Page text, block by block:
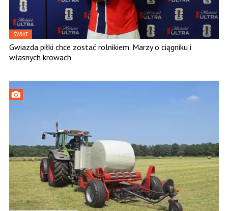
ŚWIAT
Gwiazda piłki chce zostać rolnikiem. Marzy o ciągniku i
własnych krowach